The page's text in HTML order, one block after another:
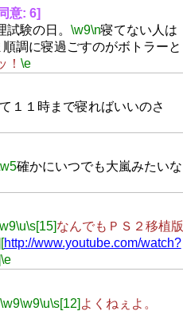
意: 6]
験の日。 \w9\n寝てない人は
調に寝過ごすのがボトラーと
！ \e
１１時まで寝ればいいのさ
確かにいつでも大嵐みたいな
\u\s[15] なんでもＰＳ２移植版
http://www.youtube.com/watch?
\e
\w9\w9\u\s[12] よくねぇよ。